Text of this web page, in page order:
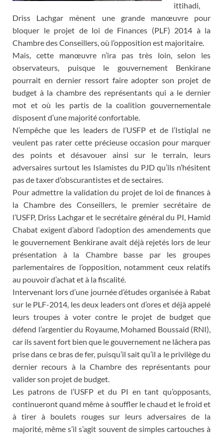
ittihadi,
Driss Lachgar mènent une grande manœuvre pour
bloquer le projet de loi de Finances (PLF) 2014 à la
Chambre des Conseillers, où l’opposition est majoritaire.
Mais, cette manœuvre n’ira pas très loin, selon les
observateurs, puisque le gouvernement Benkirane
pourrait en dernier ressort faire adopter son projet de
budget à la chambre des représentants qui a le dernier
mot et où les partis de la coalition gouvernementale
disposent d’une majorité confortable.
N’empêche que les leaders de l’USFP et de l’Istiqlal ne
veulent pas rater cette précieuse occasion pour marquer
des points et désavouer ainsi sur le terrain, leurs
adversaires surtout les Islamistes du PJD qu’ils n’hésitent
pas de taxer d’obscurantistes et de sectaires.
Pour admettre la validation du projet de loi de finances à
la Chambre des Conseillers, le premier secrétaire de
l’USFP, Driss Lachgar et le secrétaire général du PI, Hamid
Chabat exigent d’abord l’adoption des amendements que
le gouvernement Benkirane avait déjà rejetés lors de leur
présentation à la Chambre basse par les groupes
parlementaires de l’opposition, notamment ceux relatifs
au pouvoir d’achat et à la fiscalité.
Intervenant lors d’une journée d’études organisée à Rabat
sur le PLF-2014, les deux leaders ont d’ores et déjà appelé
leurs troupes à voter contre le projet de budget que
défend l’argentier du Royaume, Mohamed Boussaid (RNI),
car ils savent fort bien que le gouvernement ne lâchera pas
prise dans ce bras de fer, puisqu’il sait qu’il a le privilège du
dernier recours à la Chambre des représentants pour
valider son projet de budget.
Les patrons de l’USFP et du PI en tant qu’opposants,
continueront quand même à souffler le chaud et le froid et
à tirer à boulets rouges sur leurs adversaires de la
majorité, même s’il s’agit souvent de simples cartouches à